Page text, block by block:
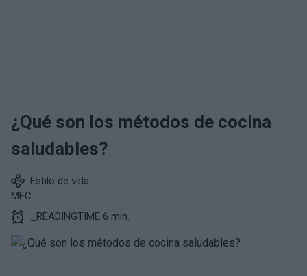
¿Qué son los métodos de cocina
saludables?
Estilo de vida
MFC
_READINGTIME 6 min.